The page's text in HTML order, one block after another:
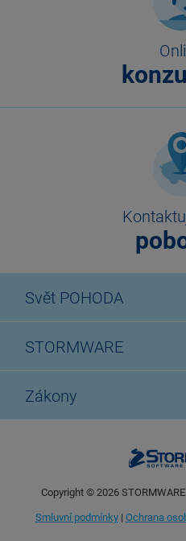
Svět POHODA
STORMWARE
Zákony
Copyright © 2026
Smluvní podmínky| Ochrana